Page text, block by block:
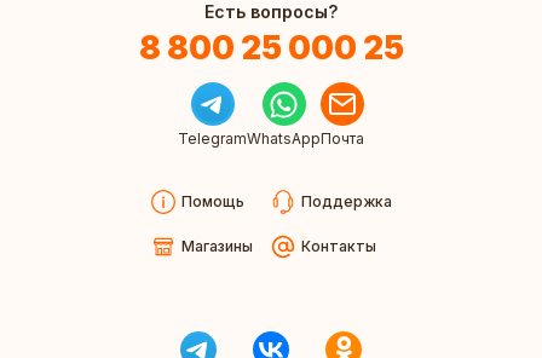
Есть вопросы?
8 800 25 000 25
TelegramWhatsAppПочта
Помощь Поддержка
Магазины Контакты